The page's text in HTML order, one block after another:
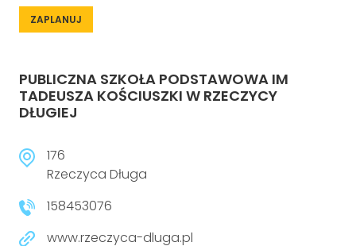
ZAPLANUJ
PUBLICZNA SZKOŁA PODSTAWOWA IM
TADEUSZA KOŚCIUSZKI W RZECZYCY
DŁUGIEJ
176
Rzeczyca Długa
158453076
www.rzeczyca-dluga.pl